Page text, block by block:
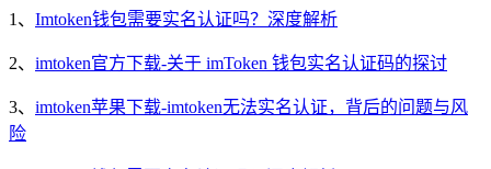
1、 Imtoken钱包需要实名认证吗？深度解析
2、 imtoken官方下载-关于 imToken 钱包实名认证码的探讨
3、 imtoken苹果下载-imtoken无法实名认证，背后的问题与风
险